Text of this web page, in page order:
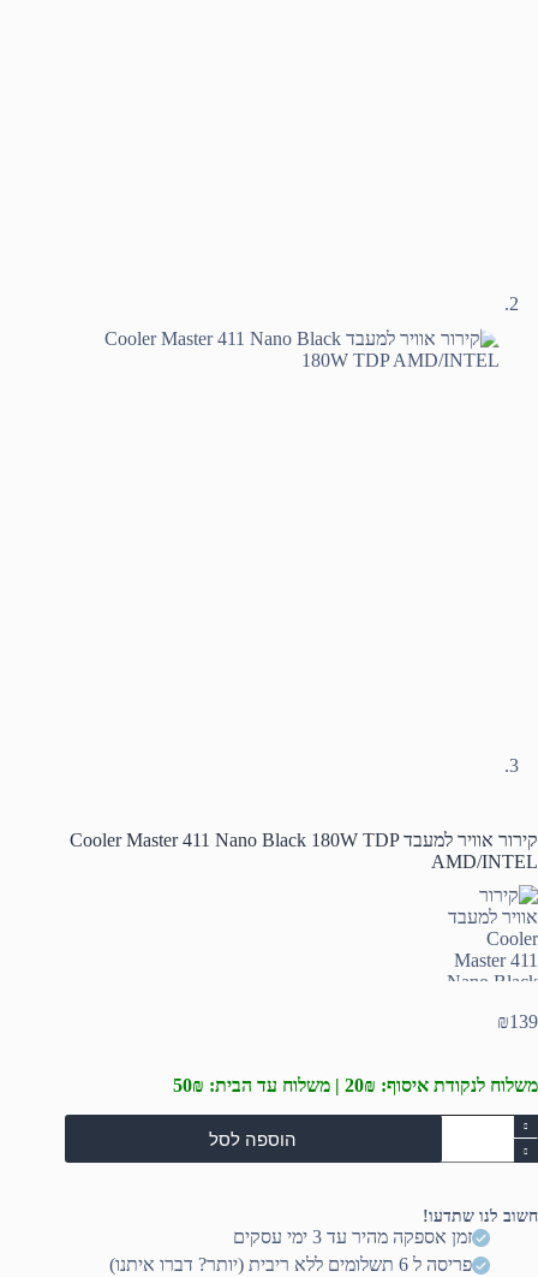
קירור אוויר למעבד Cooler Master 411 Nano Black 180W TDP
AMD/INTEL
₪139
משלוח לנקודת איסוף: 20₪ | משלוח עד הבית: 50₪
כמות
של
קירור
Cooler
Master
הוספה לסל
חשוב לנו שתדעו!
זמן אספקה מהיר עד 3 ימי עסקים
פריסה ל 6 תשלומים ללא ריבית (יותר? דברו איתנו)